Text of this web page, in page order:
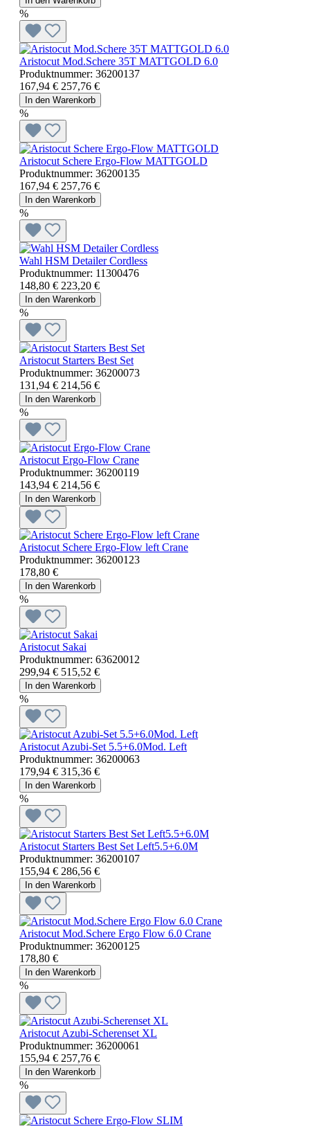
%
Aristocut Mod.Schere 35T MATTGOLD 6.0
Produktnummer: 36200137
167,94 € 257,76 €
In den Warenkorb
%
Aristocut Schere Ergo-Flow MATTGOLD
Produktnummer: 36200135
167,94 € 257,76 €
In den Warenkorb
%
Wahl HSM Detailer Cordless
Produktnummer: 11300476
148,80 € 223,20 €
In den Warenkorb
%
Aristocut Starters Best Set
Produktnummer: 36200073
131,94 € 214,56 €
In den Warenkorb
%
Aristocut Ergo-Flow Crane
Produktnummer: 36200119
143,94 € 214,56 €
In den Warenkorb
Aristocut Schere Ergo-Flow left Crane
Produktnummer: 36200123
178,80 €
In den Warenkorb
%
Aristocut Sakai
Produktnummer: 63620012
299,94 € 515,52 €
In den Warenkorb
%
Aristocut Azubi-Set 5.5+6.0Mod. Left
Produktnummer: 36200063
179,94 € 315,36 €
In den Warenkorb
%
Aristocut Starters Best Set Left5.5+6.0M
Produktnummer: 36200107
155,94 € 286,56 €
In den Warenkorb
Aristocut Mod.Schere Ergo Flow 6.0 Crane
Produktnummer: 36200125
178,80 €
In den Warenkorb
%
Aristocut Azubi-Scherenset XL
Produktnummer: 36200061
155,94 € 257,76 €
In den Warenkorb
%